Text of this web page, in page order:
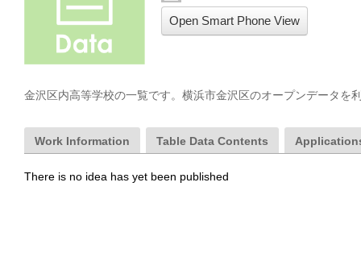
Open Smart Phone View
金沢区内高等学校の一覧です。横浜市金沢区のオープンデータを
Work Information Table Data Contents
There is no idea has yet been published